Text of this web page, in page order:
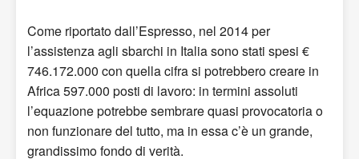
Come riportato dall’Espresso, nel 2014 per
l’assistenza agli sbarchi in Italia sono stati spesi €
746.172.000 con quella cifra si potrebbero creare in
Africa 597.000 posti di lavoro: in termini assoluti
l’equazione potrebbe sembrare quasi provocatoria o
non funzionare del tutto, ma in essa c’è un grande,
grandissimo fondo di verità.